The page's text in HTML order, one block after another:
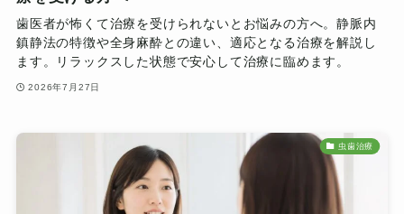
歯医者が怖くて治療を受けられないとお悩みの方へ。静脈内
鎮静法の特徴や全身麻酔との違い、適応となる治療を解説し
ます。リラックスした状態で安心して治療に臨めます。
2026年7月27日
虫歯治療